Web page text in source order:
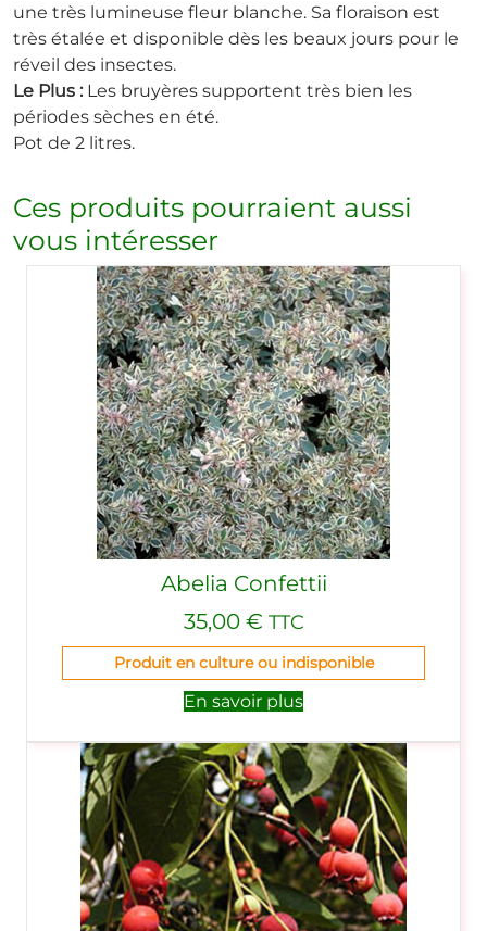
une très lumineuse fleur blanche. Sa floraison est
très étalée et disponible dès les beaux jours pour le
réveil des insectes.
Le Plus : Les bruyères supportent très bien les
périodes sèches en été.
Pot de 2 litres.
Ces produits pourraient aussi
vous intéresser
Abelia Confettii
35,00 € TTC
Produit en culture ou indisponible
En savoir plus